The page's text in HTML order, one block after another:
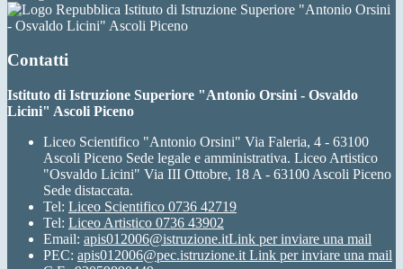
Istituto di Istruzione Superiore "Antonio Orsini
- Osvaldo Licini" Ascoli Piceno
Contatti
Istituto di Istruzione Superiore "Antonio Orsini - Osvaldo
Licini" Ascoli Piceno
Liceo Scientifico "Antonio Orsini" Via Faleria, 4 - 63100
Ascoli Piceno Sede legale e amministrativa. Liceo Artistico
"Osvaldo Licini" Via III Ottobre, 18 A - 63100 Ascoli Piceno
Sede distaccata.
Tel: Liceo Scientifico 0736 42719
Tel: Liceo Artistico 0736 43902
Email: apis012006@istruzione.itLink per inviare una mail
PEC: apis012006@pec.istruzione.it Link per inviare una mail